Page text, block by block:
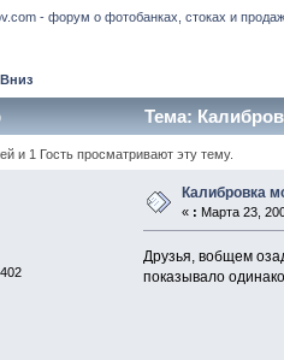
- форум о фотобанках, стоках и
Вниз
Тема:
и 1 Гость просматривают эту тему.
Калибровка
« : Марта 23,
Друзья, вобщем
показывало